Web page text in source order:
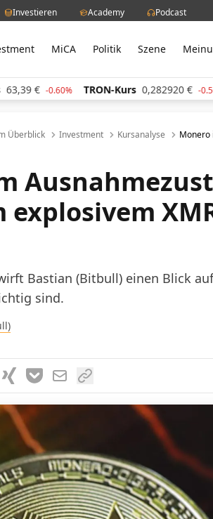
Investieren Academy Podcast
MiCA Politik Szene
€ -0.60% TRON-Kurs 0,282920 € -0.50%
Überblick Investment Kursanalyse Monero
explosivem
Bastian (Bitbull) einen Blick
sind.